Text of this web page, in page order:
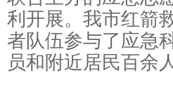
利开展。我市红箭
者队伍参与了应急
员和附近居民百余